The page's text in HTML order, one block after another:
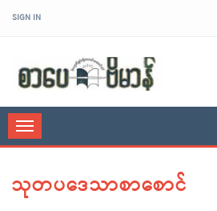
SIGN IN
Toggle
navigation
သုတပဒေသာစာစောင်